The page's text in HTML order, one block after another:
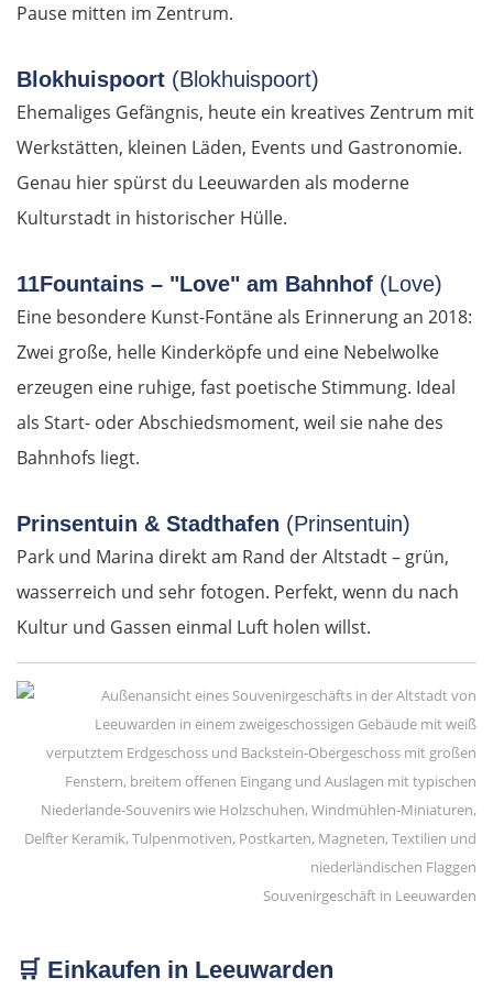
Pause mitten im Zentrum.
Blokhuispoort (Blokhuispoort)
Ehemaliges Gefängnis, heute ein kreatives Zentrum mit
Werkstätten, kleinen Läden, Events und Gastronomie.
Genau hier spürst du Leeuwarden als moderne
Kulturstadt in historischer Hülle.
11Fountains – "Love" am Bahnhof (Love)
Eine besondere Kunst-Fontäne als Erinnerung an 2018:
Zwei große, helle Kinderköpfe und eine Nebelwolke
erzeugen eine ruhige, fast poetische Stimmung. Ideal
als Start- oder Abschiedsmoment, weil sie nahe des
Bahnhofs liegt.
Prinsentuin & Stadthafen (Prinsentuin)
Park und Marina direkt am Rand der Altstadt – grün,
wasserreich und sehr fotogen. Perfekt, wenn du nach
Kultur und Gassen einmal Luft holen willst.
Souvenirgeschäft in Leeuwarden
🛒 Einkaufen in Leeuwarden